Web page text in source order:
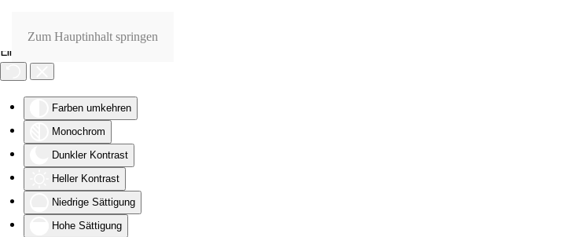
Eingabehilfen öffnen
Farben umkehren
Monochrom
Dunkler Kontrast
Heller Kontrast
Niedrige Sättigung
Hohe Sättigung
Zum Hauptinhalt springen